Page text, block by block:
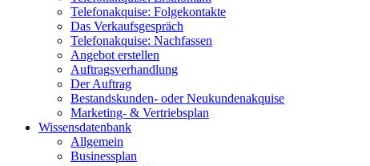
Telefonakquise: Folgekontakte
Das Verkaufsgespräch
Telefonakquise: Nachfassen
Angebot erstellen
Auftragsverhandlung
Der Auftrag
Bestandskunden- oder Neukundenakquise
Marketing- & Vertriebsplan
Wissensdatenbank
Allgemein
Businessplan